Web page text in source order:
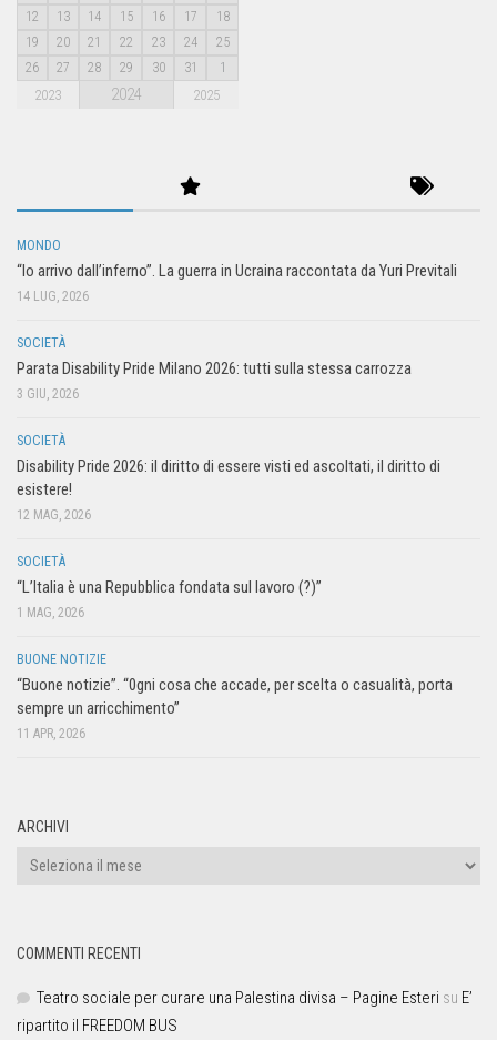
12
13 14 15 16 17
18
19
20 21 22 23 24
25
26
27 28 29 30 31 1
2023 2024 2025
MONDO
“Io arrivo dall’inferno”. La guerra in Ucraina raccontata da Yuri Previtali
14 LUG, 2026
SOCIETÀ
Parata Disability Pride Milano 2026: tutti sulla stessa carrozza
3 GIU, 2026
SOCIETÀ
Disability Pride 2026: il diritto di essere visti ed ascoltati, il diritto di
esistere!
12 MAG, 2026
SOCIETÀ
“L’Italia è una Repubblica fondata sul lavoro (?)”
1 MAG, 2026
BUONE NOTIZIE
“Buone notizie”. “0gni cosa che accade, per scelta o casualità, porta
sempre un arricchimento”
11 APR, 2026
ARCHIVI
COMMENTI RECENTI
Teatro sociale per curare una Palestina divisa – Pagine Esteri su E’
ripartito il FREEDOM BUS